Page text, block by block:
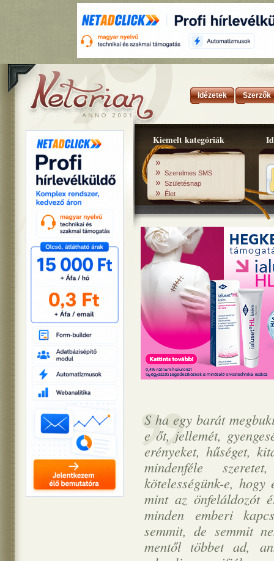
Idézetek Szerzők
Kiemelt kategóriák
»
» Szerelmes SMS
» Születésnap
» Élet
S ha egy barát
e őt, jellemét,
erényeket, hűséget,
mindenféle
kötelességünk-e,
mint az önfeláldozót
minden emberi
semmit, de semmit
mentől többet ad,